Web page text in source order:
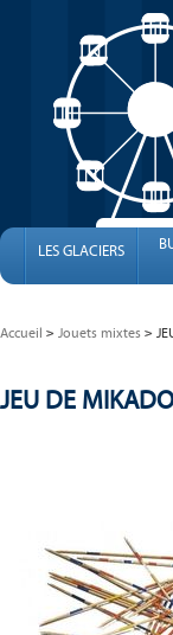
LES GLACIERS
Accueil Jouets mixtes
JEU DE